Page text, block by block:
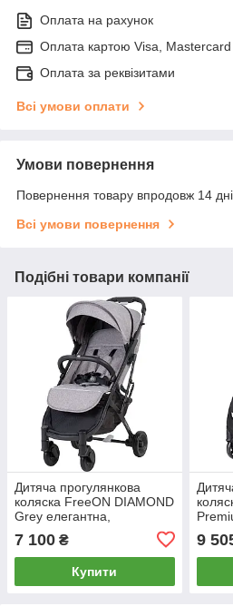
Оплата на рахунок
Оплата картою Visa,
Оплата за реквізитами
Всі умови оплати
Умови повернення
Повернення товару впродовж 14
Всі умови повернення
Подібні товари компанії
Дитяча прогулянкова
коляска FreeON DIAMOND
Grey елегантна,
7 100 ₴
Купити
9